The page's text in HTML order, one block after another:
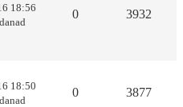
18:56
0 3932
18:50
0 3877